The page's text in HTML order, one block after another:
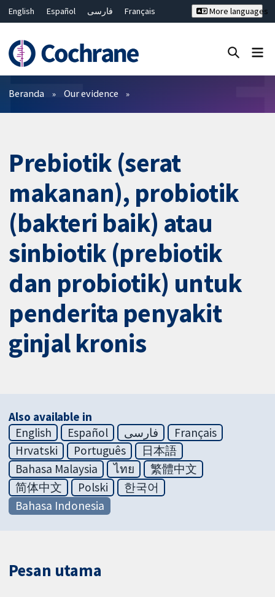
English Español فارسی
Français
Bahasa Malaysia
ไทย
繁體中文
简体中文
More languages
Filter
Beranda Our evidence
Prebiotik (serat
makanan), probiotik
(bakteri baik) atau
sinbiotik (prebiotik
dan probiotik) untuk
penderita penyakit
ginjal kronis
Also available in
English
Español فارسی
Français
Hrvatski
Português
日本語
Bahasa Malaysia
ไทย
繁體中文
简体中文
Polski
한국어
Bahasa Indonesia
Pesan utama